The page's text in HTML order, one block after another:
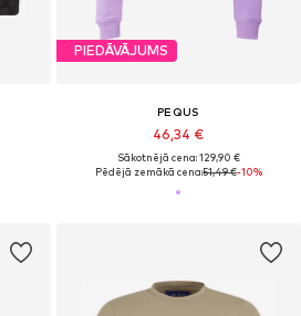
PIEDĀVĀJUMS
PEQUS
46,34 €
Sākotnējā cena: 129,90 €
Pēdējā zemākā cena:51,49 €-10%